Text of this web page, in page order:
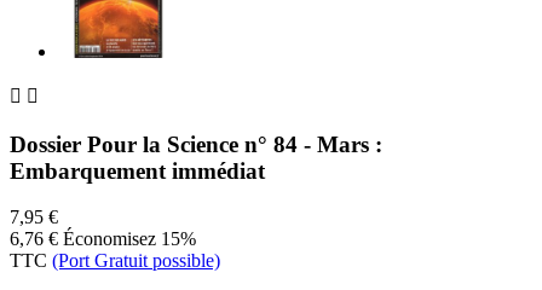
 
Dossier Pour la Science n° 84 - Mars :
Embarquement immédiat
7,95 €
6,76 € Économisez 15%
TTC (Port Gratuit possible)